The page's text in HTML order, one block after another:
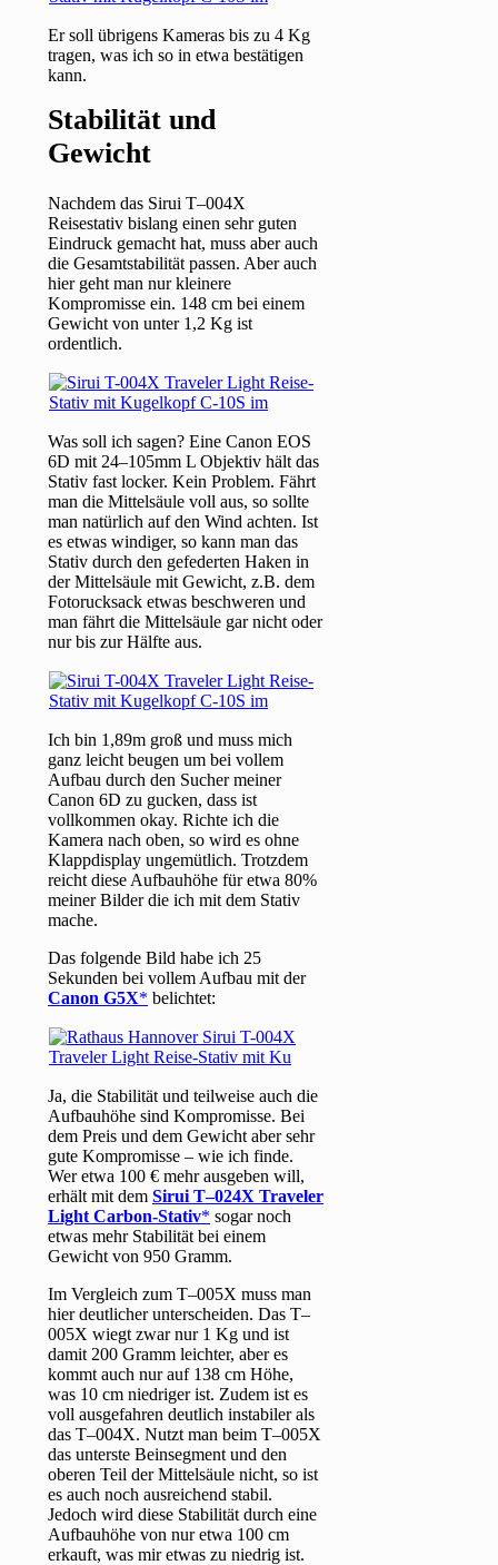
Er soll übrigens Kameras bis zu 4 Kg
tragen, was ich so in etwa bestätigen
kann.
Stabilität und
Gewicht
Nachdem das Sirui T–004X
Reisestativ bislang einen sehr guten
Eindruck gemacht hat, muss aber auch
die Gesamtstabilität passen. Aber auch
hier geht man nur kleinere
Kompromisse ein. 148 cm bei einem
Gewicht von unter 1,2 Kg ist
ordentlich.
Was soll ich sagen? Eine Canon EOS
6D mit 24–105mm L Objektiv hält das
Stativ fast locker. Kein Problem. Fährt
man die Mittelsäule voll aus, so sollte
man natürlich auf den Wind achten. Ist
es etwas windiger, so kann man das
Stativ durch den gefederten Haken in
der Mittelsäule mit Gewicht, z.B. dem
Fotorucksack etwas beschweren und
man fährt die Mittelsäule gar nicht oder
nur bis zur Hälfte aus.
Ich bin 1,89m groß und muss mich
ganz leicht beugen um bei vollem
Aufbau durch den Sucher meiner
Canon 6D zu gucken, dass ist
vollkommen okay. Richte ich die
Kamera nach oben, so wird es ohne
Klappdisplay ungemütlich. Trotzdem
reicht diese Aufbauhöhe für etwa 80%
meiner Bilder die ich mit dem Stativ
mache.
Das folgende Bild habe ich 25
Sekunden bei vollem Aufbau mit der
Canon G5X
belichtet:
Ja, die Stabilität und teilweise auch die
Aufbauhöhe sind Kompromisse. Bei
dem Preis und dem Gewicht aber sehr
gute Kompromisse – wie ich finde.
Wer etwa 100 € mehr ausgeben will,
erhält mit demSirui T–024X Traveler
Light Carbon-Stativ
sogar noch
etwas mehr Stabilität bei einem
Gewicht von 950 Gramm.
Im Vergleich zum T–005X muss man
hier deutlicher unterscheiden. Das T–
005X wiegt zwar nur 1 Kg und ist
damit 200 Gramm leichter, aber es
kommt auch nur auf 138 cm Höhe,
was 10 cm niedriger ist. Zudem ist es
voll ausgefahren deutlich instabiler als
das T–004X. Nutzt man beim T–005X
das unterste Beinsegment und den
oberen Teil der Mittelsäule nicht, so ist
es auch noch ausreichend stabil.
Jedoch wird diese Stabilität durch eine
Aufbauhöhe von nur etwa 100 cm
erkauft, was mir etwas zu niedrig ist.